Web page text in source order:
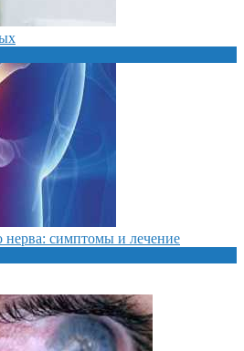
нерва: симптомы и лечение